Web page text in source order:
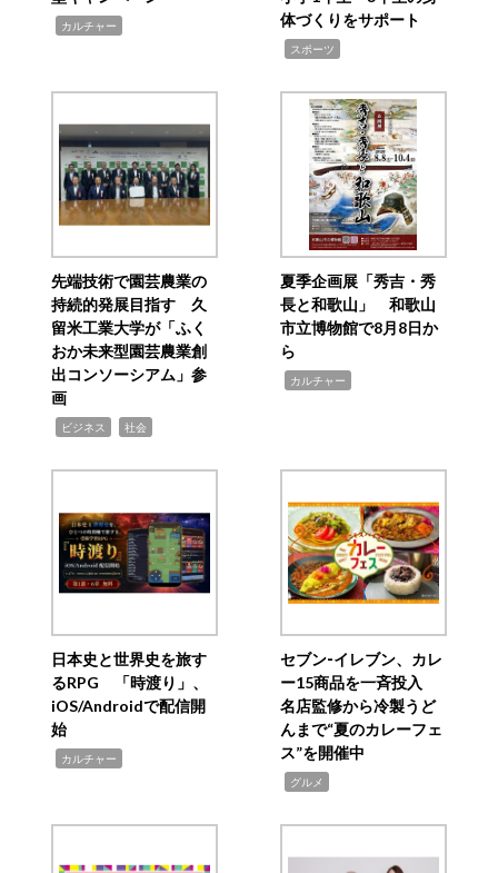
カルチャー
体づくりをサポート
スポーツ
先端技術で園芸農業の
持続的発展目指す 久
留米工業大学が「ふく
おか未来型園芸農業創
出コンソーシアム」参
画
ビジネス 社会
夏季企画展「秀吉・秀
長と和歌山」 和歌山
市立博物館で8月8日か
ら
カルチャー
日本史と世界史を旅す
るRPG 「時渡り」、
iOS/Androidで配信開
始
カルチャー
セブン‐イレブン、カレ
ー15商品を一斉投入
名店監修から冷製うど
んまで“夏のカレーフェ
ス”を開催中
グルメ